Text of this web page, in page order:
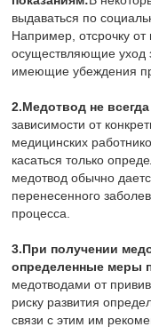
выдаваться по
Например, отсрочку от
осуществляющие уход
имеющие убеждения
2.Медотвод не
зависимости от
медицинских
касаться только
медотвод обычно
перенесенного
процесса.
3.При получении
определенные меры
медотводами от
риску развития
связи с этим им